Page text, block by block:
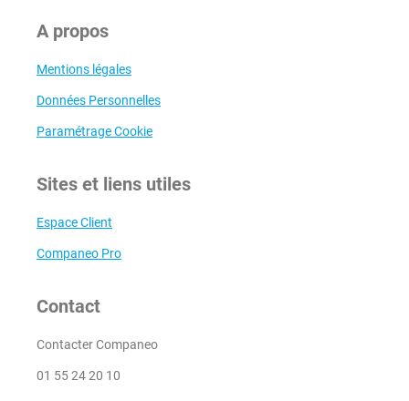
A propos
Mentions légales
Données Personnelles
Paramétrage Cookie
Sites et liens utiles
Espace Client
Companeo Pro
Contact
Contacter Companeo
01 55 24 20 10